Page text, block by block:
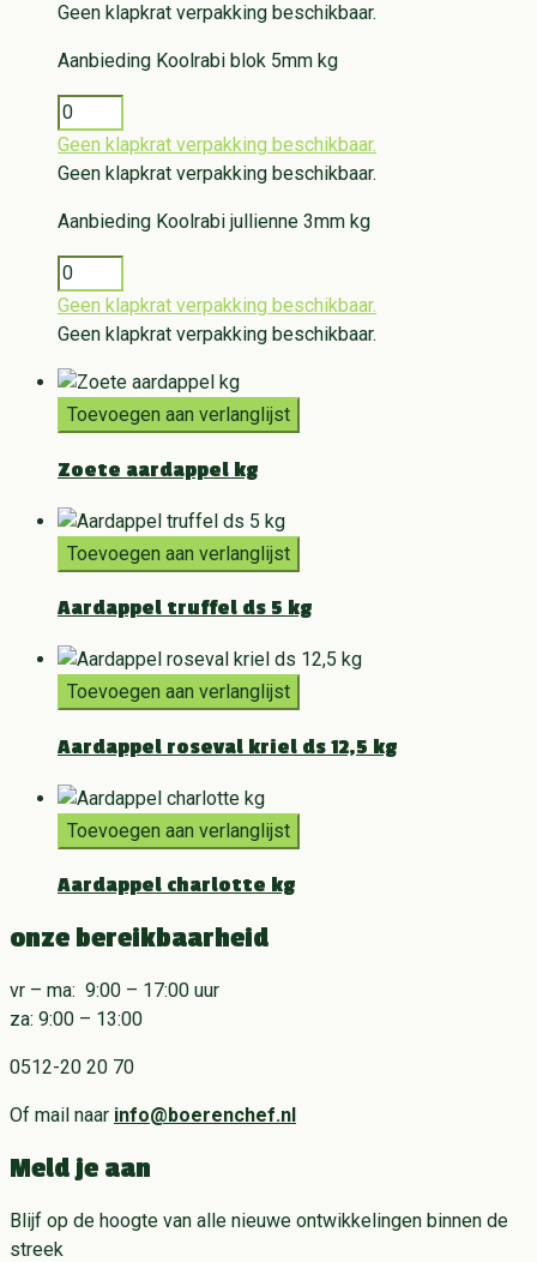
Geen klapkrat verpakking beschikbaar.
Aanbieding Koolrabi blok 5mm kg
Geen klapkrat verpakking beschikbaar.
Geen klapkrat verpakking beschikbaar.
Aanbieding Koolrabi jullienne 3mm kg
Geen klapkrat verpakking beschikbaar.
Geen klapkrat verpakking beschikbaar.
Toevoegen aan verlanglijst
Zoete aardappel kg
Toevoegen aan verlanglijst
Aardappel truffel ds 5 kg
Toevoegen aan verlanglijst
Aardappel roseval kriel ds 12,5 kg
Toevoegen aan verlanglijst
Aardappel charlotte kg
onze bereikbaarheid
vr – ma: 9:00 – 17:00 uur
za: 9:00 – 13:00
0512-20 20 70
Of mail naar info@boerenchef.nl
Meld je aan
Blijf op de hoogte van alle nieuwe ontwikkelingen binnen de
streek